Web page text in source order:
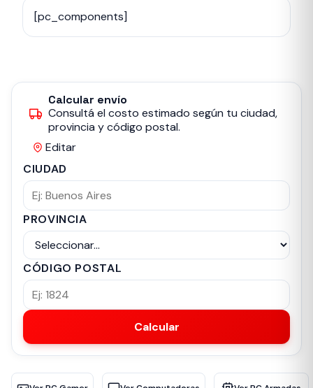
[pc_components]
Calcular envío
Consultá el costo estimado según tu ciudad,
provincia y código postal.
Editar
CIUDAD
PROVINCIA
CÓDIGO POSTAL
Calcular